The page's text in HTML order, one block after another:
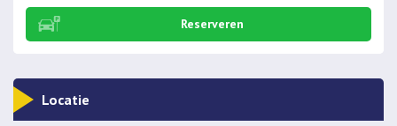
10 dagen
€ 125,00
11 dagen
Reserveren
Locatie